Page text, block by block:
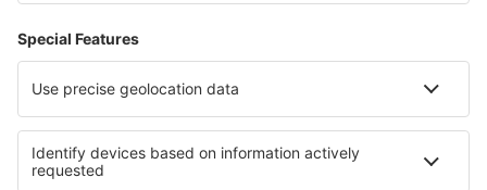
Země
Mezinárodní web-stránky
eSky.eu eSky.com eDestinos.com